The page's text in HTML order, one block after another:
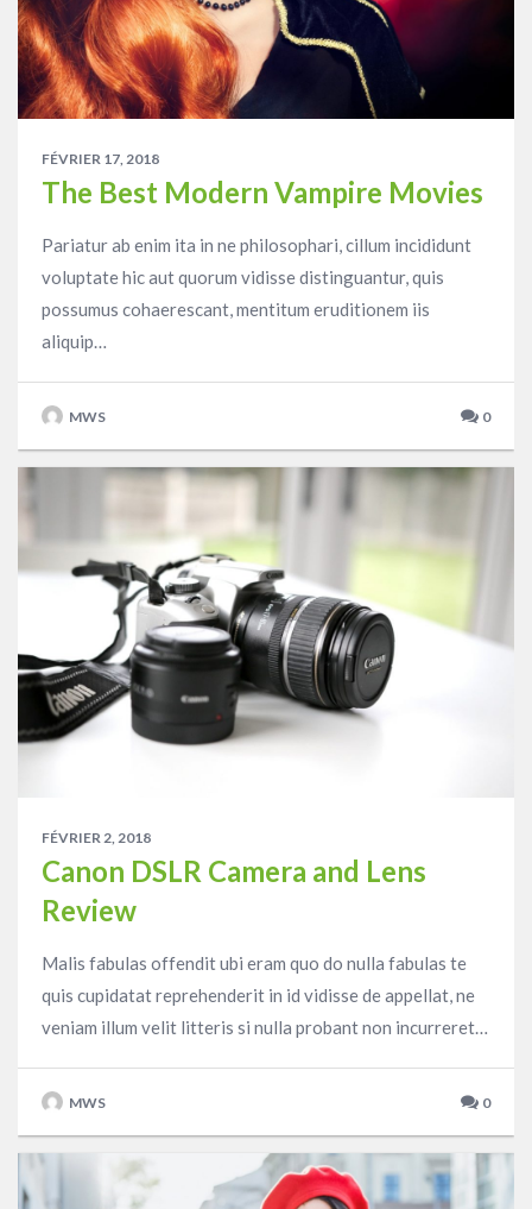
FÉVRIER 17, 2018
The Best Modern Vampire Movies
Pariatur ab enim ita in ne philosophari, cillum incididunt
voluptate hic aut quorum vidisse distinguantur, quis
possumus cohaerescant, mentitum eruditionem iis
aliquip…
MWS 0
FÉVRIER 2, 2018
Canon DSLR Camera and Lens
Review
Malis fabulas offendit ubi eram quo do nulla fabulas te
quis cupidatat reprehenderit in id vidisse de appellat, ne
veniam illum velit litteris si nulla probant non incurreret…
MWS 0